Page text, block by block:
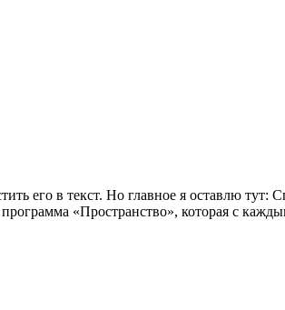
его в текст. Но главное я оставлю тут:
«Пространство», которая с